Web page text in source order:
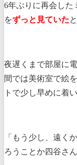
6年ぶりに再会した
をずっと見ていた
夜遅くまで部屋に
間では美術室で絵
トで少し早めに着
「もう少し、遠く
ろうことか四谷さ